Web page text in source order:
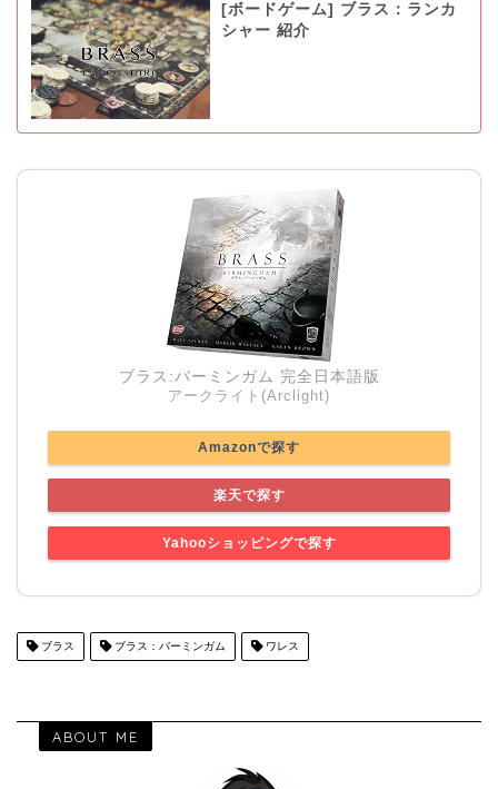
[ボードゲーム] ブラス：ランカ
シャー 紹介
ブラス:バーミンガム 完全日本語版
アークライト(Arclight)
Amazonで探す
楽天で探す
Yahooショッピングで探す
ブラス ブラス：バーミンガム ワレス
ABOUT ME